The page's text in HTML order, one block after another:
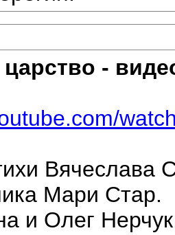
-
Вячеслава
Мари Стар.
и Олег